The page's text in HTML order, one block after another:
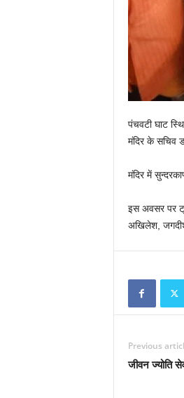
पंचवटी घाट
मंदिर के सचिव
मंदिर में
इस अवसर पर
अखिलेश,
Previous
जीवन ज्योति